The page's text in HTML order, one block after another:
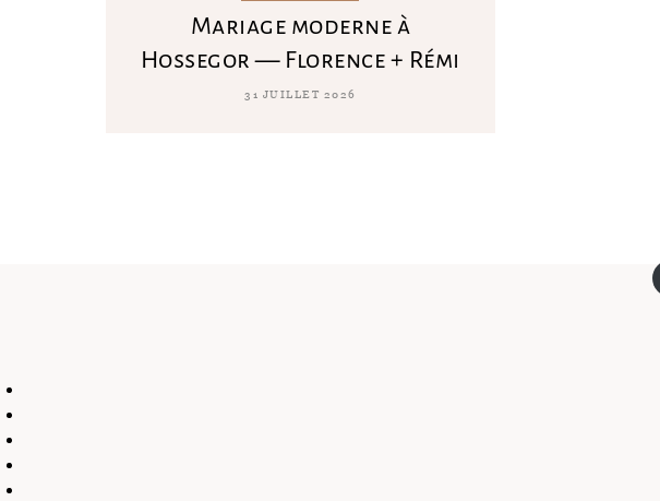
Mariage moderne à
Hossegor — Florence + Rémi
31 JUILLET 2026